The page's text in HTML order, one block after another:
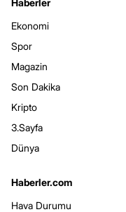
Ekonomi
Spor
Magazin
Son Dakika
Kripto
3.Sayfa
Dünya
Haberler.com
Hava Durumu